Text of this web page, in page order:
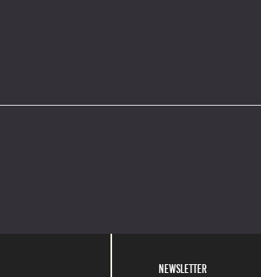
NEWSLETTER